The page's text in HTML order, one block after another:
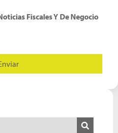
Fiscales Y De Negocio